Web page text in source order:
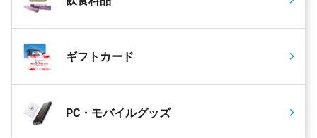
ギフトカード
PC・モバイルグッズ